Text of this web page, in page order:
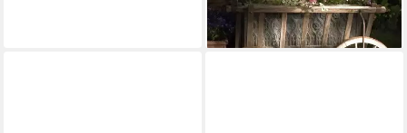
-50%
lieferbar - in 4-5 Werktagen bei dir